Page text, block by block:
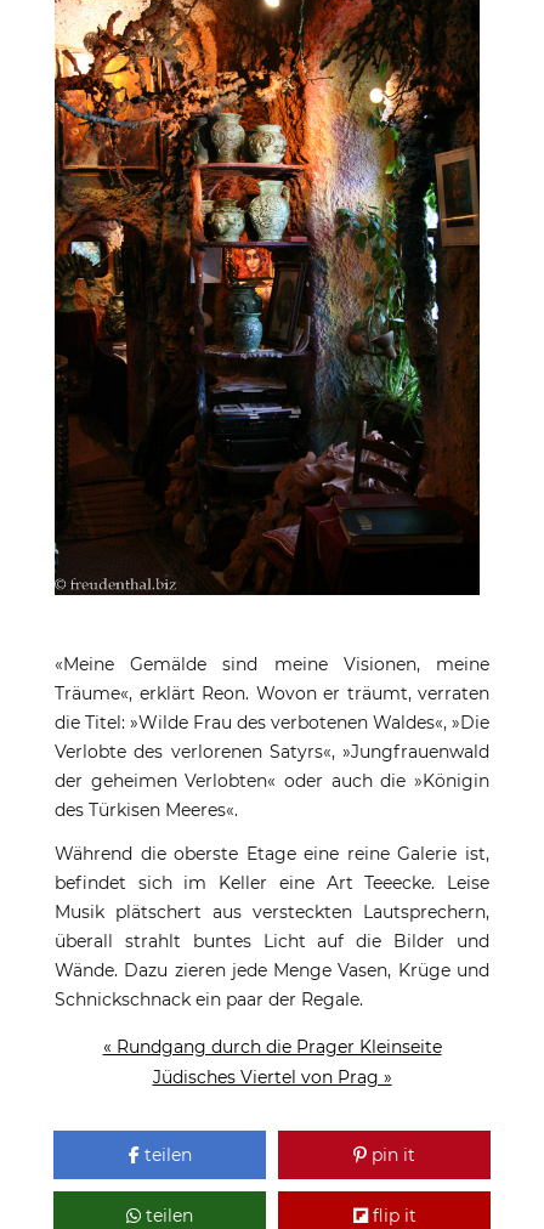
«Meine Gemälde sind meine Visionen, meine
Träume«, erklärt Reon. Wovon er träumt, verraten
die Titel: »Wilde Frau des verbotenen Waldes«, »Die
Verlobte des verlorenen Satyrs«, »Jungfrauenwald
der geheimen Verlobten« oder auch die »Königin
des Türkisen Meeres«.
Während die oberste Etage eine reine Galerie ist,
befindet sich im Keller eine Art Teeecke. Leise
Musik plätschert aus versteckten Lautsprechern,
überall strahlt buntes Licht auf die Bilder und
Wände. Dazu zieren jede Menge Vasen, Krüge und
Schnickschnack ein paar der Regale.
« Rundgang durch die Prager Kleinseite
Jüdisches Viertel von Prag »
teilen pin it
teilen flip it